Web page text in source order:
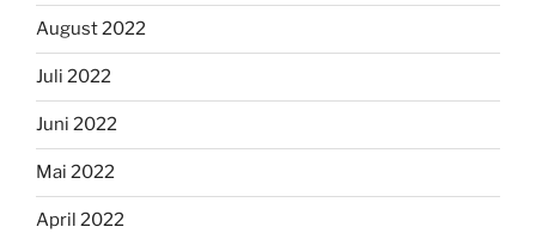
August 2022
Juli 2022
Juni 2022
Mai 2022
April 2022